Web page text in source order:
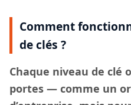
Comment
de clés ?
Chaque niveau de clé
portes — comme un